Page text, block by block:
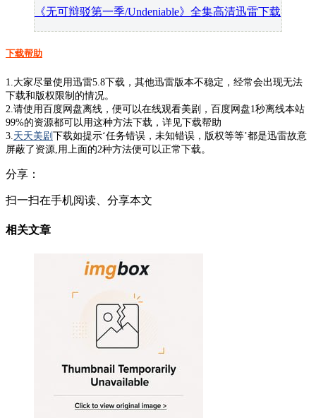
《无可辩驳第一季/Undeniable》全集高清迅雷下载
下载帮助
1.大家尽量使用迅雷5.8下载，其他迅雷版本不稳定，经常会出现无法
下载和版权限制的情况。
2.请使用百度网盘离线，便可以在线观看美剧，百度网盘1秒离线本站
99%的资源都可以用这种方法下载，详见下载帮助
3.天天美剧 下载如提示‘任务错误，未知错误，版权等等’都是迅雷故意
屏蔽了资源,用上面的2种方法便可以正常下载。
分享：
扫一扫在手机阅读、分享本文
相关文章